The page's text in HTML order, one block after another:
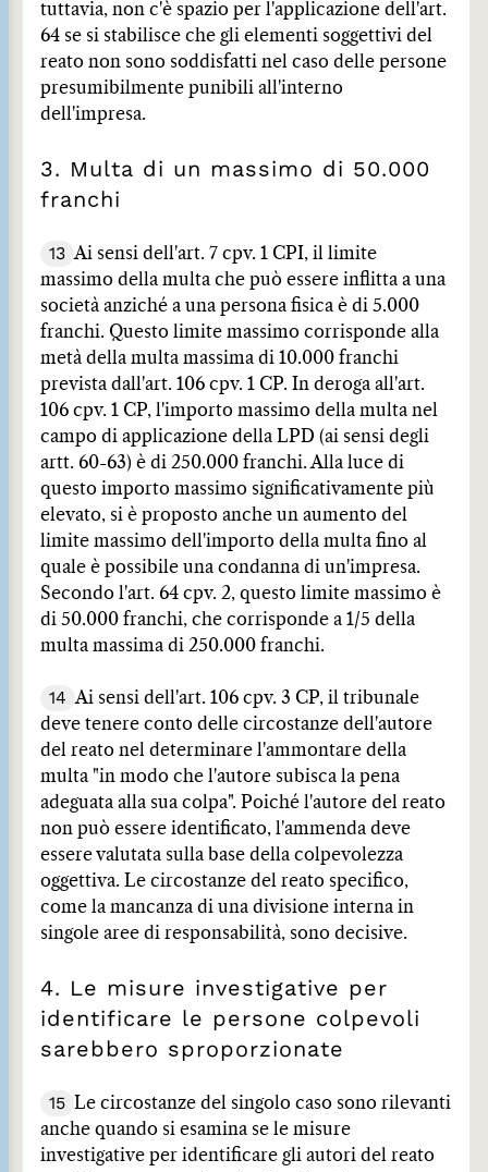
tuttavia, non c'è spazio per l'applicazione dell'art.
64 se si stabilisce che gli elementi soggettivi del
reato non sono soddisfatti nel caso delle persone
presumibilmente punibili all'interno
dell'impresa.
3. Multa di un massimo di 50.000
franchi
13 Ai sensi dell'art. 7 cpv. 1 CPI, il limite
massimo della multa che può essere inflitta a una
società anziché a una persona fisica è di 5.000
franchi. Questo limite massimo corrisponde alla
metà della multa massima di 10.000 franchi
prevista dall'art. 106 cpv. 1 CP. In deroga all'art.
106 cpv. 1 CP, l'importo massimo della multa nel
campo di applicazione della LPD (ai sensi degli
artt. 60-63) è di 250.000 franchi. Alla luce di
questo importo massimo significativamente più
elevato, si è proposto anche un aumento del
limite massimo dell'importo della multa fino al
quale è possibile una condanna di un'impresa.
Secondo l'art. 64 cpv. 2, questo limite massimo è
di 50.000 franchi, che corrisponde a 1/5 della
multa massima di 250.000 franchi.
14 Ai sensi dell'art. 106 cpv. 3 CP, il tribunale
deve tenere conto delle circostanze dell'autore
del reato nel determinare l'ammontare della
multa "in modo che l'autore subisca la pena
adeguata alla sua colpa". Poiché l'autore del reato
non può essere identificato, l'ammenda deve
essere valutata sulla base della colpevolezza
oggettiva. Le circostanze del reato specifico,
come la mancanza di una divisione interna in
singole aree di responsabilità, sono decisive.
4. Le misure investigative per
identificare le persone colpevoli
sarebbero sproporzionate
15
Le circostanze del singolo caso sono rilevanti
anche quando si esamina se le misure
investigative per identificare gli autori del reato